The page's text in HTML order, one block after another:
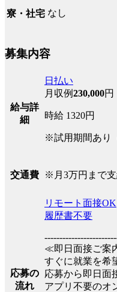
寮・社宅 なし
募集内容
給与詳
細
日払い
月収例230,000円
時給 1320円
※試用期間あり
交通費 ※月3万円まで
応募の
流れ
リモート面接OK
履歴書不要
≪即日面接ご案
すぐに就業を希
応募から即日
アプリ不要のオ